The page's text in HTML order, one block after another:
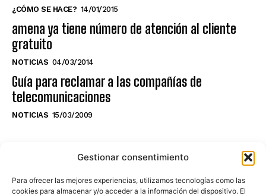
Gestionar consentimiento
Para ofrecer las mejores experiencias, utilizamos tecnologías como las
cookies para almacenar y/o acceder a la información del dispositivo. El
¿CÓMO SE HACE? 14/01/2015
amena ya tiene número de atención al cliente
gratuito
NOTICIAS 04/03/2014
Guía para reclamar a las compañías de
telecomunicaciones
NOTICIAS 15/03/2009
NO TE PIERDAS LO ÚLTIMO DEL CANAL